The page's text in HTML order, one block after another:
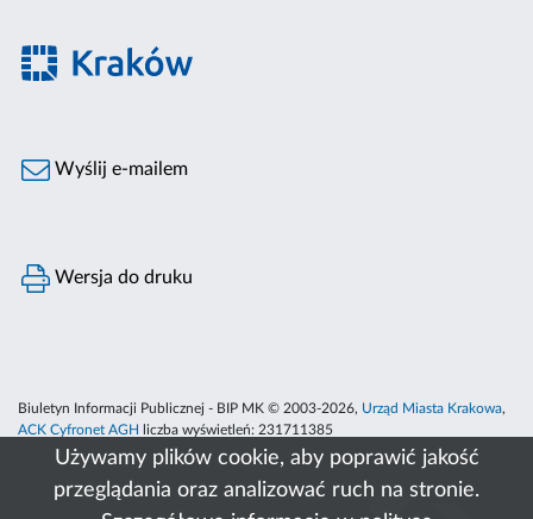
Używamy plików cookie, aby poprawić jakość
przeglądania oraz analizować ruch na stronie.
Wyślij e-mailem
Wersja do druku
Biuletyn Informacji Publicznej - BIP MK © 2003-2026, Urząd Miasta Krakowa,
ACK Cyfronet AGH
liczba wyświetleń: 231711385